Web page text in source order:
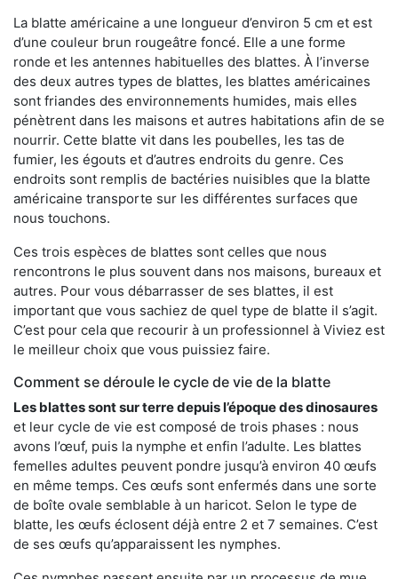
La blatte américaine a une longueur d’environ 5 cm et est
d’une couleur brun rougeâtre foncé. Elle a une forme
ronde et les antennes habituelles des blattes. À l’inverse
des deux autres types de blattes, les blattes américaines
sont friandes des environnements humides, mais elles
pénètrent dans les maisons et autres habitations afin de se
nourrir. Cette blatte vit dans les poubelles, les tas de
fumier, les égouts et d’autres endroits du genre. Ces
endroits sont remplis de bactéries nuisibles que la blatte
américaine transporte sur les différentes surfaces que
nous touchons.
Ces trois espèces de blattes sont celles que nous
rencontrons le plus souvent dans nos maisons, bureaux et
autres. Pour vous débarrasser de ses blattes, il est
important que vous sachiez de quel type de blatte il s’agit.
C’est pour cela que recourir à un professionnel à Viviez est
le meilleur choix que vous puissiez faire.
Comment se déroule le cycle de vie de la blatte
Les blattes sont sur terre depuis l’époque des dinosaures
et leur cycle de vie est composé de trois phases : nous
avons l’œuf, puis la nymphe et enfin l’adulte. Les blattes
femelles adultes peuvent pondre jusqu’à environ 40 œufs
en même temps. Ces œufs sont enfermés dans une sorte
de boîte ovale semblable à un haricot. Selon le type de
blatte, les œufs éclosent déjà entre 2 et 7 semaines. C’est
de ses œufs qu’apparaissent les nymphes.